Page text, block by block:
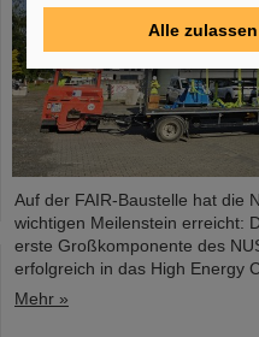
Auf der FAIR-Baustelle hat die
wichtigen Meilenstein erreicht:
erste Großkomponente des
erfolgreich in das High Energy
Mehr »
Alle